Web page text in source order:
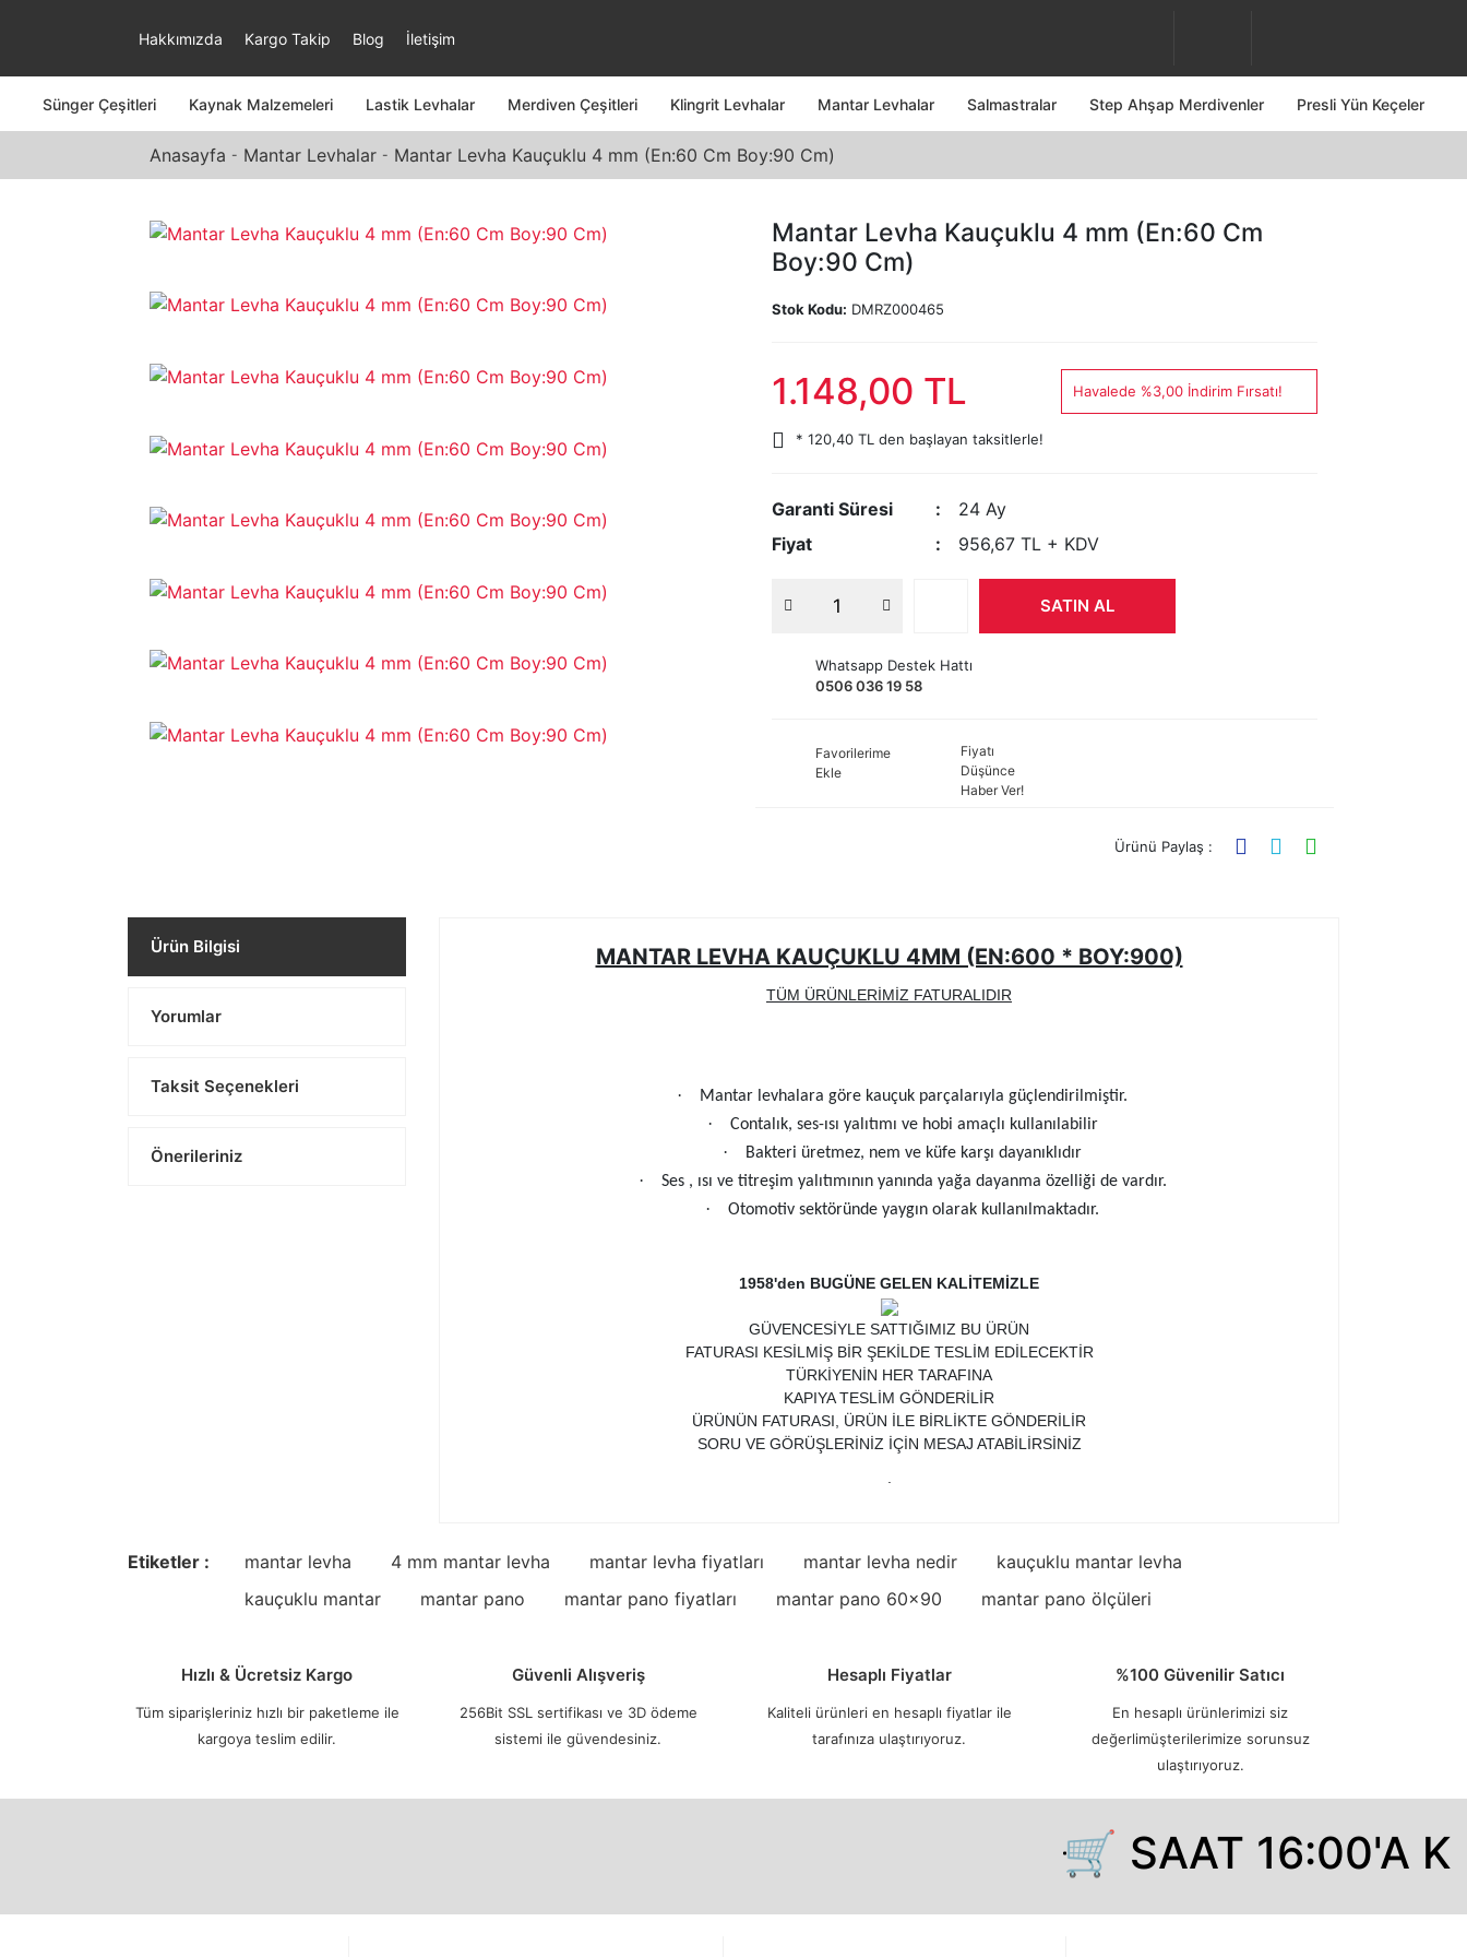
Hakkımızda Kargo Takip Blog İletişim
Sünger Çeşitleri Kaynak Malzemeleri Lastik Levhalar Merdiven Çeşitleri Klingrit Levhalar Mantar Levhalar Salmastralar Step Ahşap Merdivenler Presli Yün Keçeler
Anasayfa Mantar Levhalar Mantar Levha Kauçuklu 4 mm (En:60 Cm Boy:90 Cm)
Mantar Levha Kauçuklu 4 mm (En:60 Cm
Boy:90 Cm)
Stok Kodu: DMRZ000465
1.148,00 TL Havalede %3,00 İndirim Fırsatı!
* 120,40 TL den başlayan taksitlerle!
Garanti Süresi
24 Ay
Fiyat
956,67 TL + KDV
SATIN AL
Whatsapp Destek Hattı
0506 036 19 58
Favorilerime
Ekle
Fiyatı
Düşünce
Haber Ver!
Ürünü Paylaş :
Ürün Bilgisi
Yorumlar
Taksit Seçenekleri
Önerileriniz
MANTAR LEVHA KAUÇUKLU 4MM (EN:600 * BOY:900)
TÜM ÜRÜNLERİMİZ FATURALIDIR
· Mantar levhalara göre kauçuk parçalarıyla güçlendirilmiştir.
· Contalık, ses-ısı yalıtımı ve hobi amaçlı kullanılabilir
· Bakteri üretmez, nem ve küfe karşı dayanıklıdır
· Ses , ısı ve titreşim yalıtımının yanında yağa dayanma özelliği de vardır.
· Otomotiv sektöründe yaygın olarak kullanılmaktadır.
1958'den BUGÜNE GELEN KALİTEMİZLE
GÜVENCESİYLE SATTIĞIMIZ BU ÜRÜN
FATURASI KESİLMİŞ BİR ŞEKİLDE TESLİM EDİLECEKTİR
TÜRKİYENİN HER TARAFINA
KAPIYA TESLİM GÖNDERİLİR
ÜRÜNÜN FATURASI, ÜRÜN İLE BİRLİKTE GÖNDERİLİR
SORU VE GÖRÜŞLERİNİZ İÇİN MESAJ ATABİLİRSİNİZ
Etiketler : mantar levha 4 mm mantar levha mantar levha fiyatları mantar levha nedir
kauçuklu mantar levha
kauçuklu mantar
mantar pano mantar pano fiyatları mantar pano 60x90 mantar pano ölçüleri
Hızlı & Ücretsiz Kargo
Tüm siparişleriniz hızlı bir paketleme ile
kargoya teslim edilir.
Güvenli Alışveriş
256Bit SSL sertifikası ve 3D ödeme
sistemi ile güvendesiniz.
Hesaplı Fiyatlar
Kaliteli ürünleri en hesaplı fiyatlar ile
tarafınıza ulaştırıyoruz.
%100 Güvenilir Satıcı
En hesaplı ürünlerimizi siz
değerlimüşterilerimize sorunsuz
ulaştırıyoruz.
🛒 SAAT 16:00'A